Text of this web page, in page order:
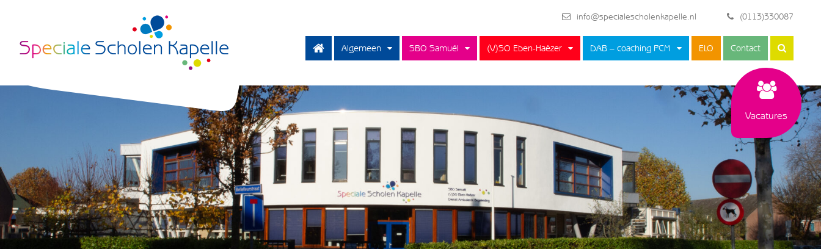
info@specialescholenkapelle.nl (0113)330087
Algemeen SBO Samuël (V)SO Eben-Haëzer DAB – coaching PCM ELO Contact
Vacatures